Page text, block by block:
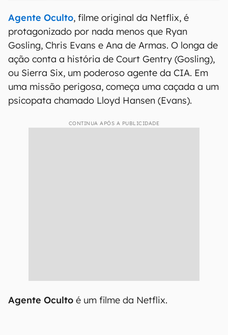
Agente Oculto, filme original da Netflix, é
protagonizado por nada menos que Ryan
Gosling, Chris Evans e Ana de Armas. O longa de
ação conta a história de Court Gentry (Gosling),
ou Sierra Six, um poderoso agente da CIA. Em
uma missão perigosa, começa uma caçada a um
psicopata chamado Lloyd Hansen (Evans).
CONTINUA APÓS A PUBLICIDADE
Agente Oculto é um filme da Netflix.